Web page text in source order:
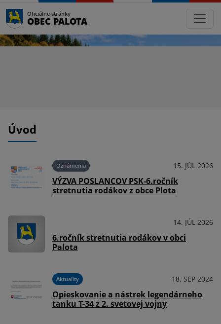
Oficiálne stránky
OBEC PALOTA
Úvod
Oznámenia 15. JÚL 2026
VÝZVA POSLANCOV PSK-6.ročník
stretnutia rodákov z obce Plota
14. JÚL 2026
6.ročník stretnutia rodákov v obci
Palota
Aktuality 18. SEP 2024
Opieskovanie a nástrek legendárneho
tanku T-34 z 2. svetovej vojny